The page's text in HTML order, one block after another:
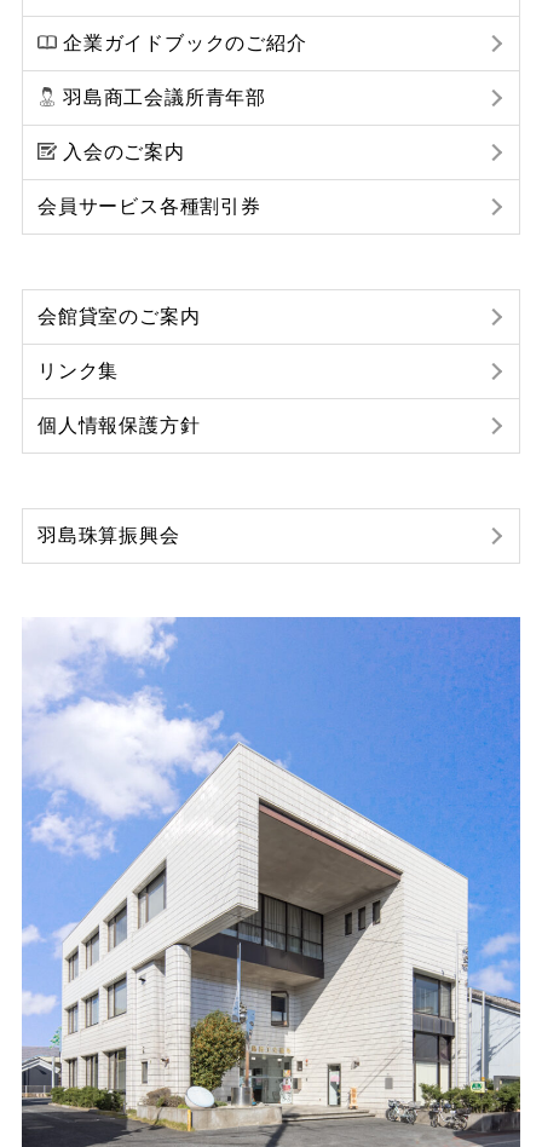
企業ガイドブックのご紹介
羽島商工会議所青年部
入会のご案内
会員サービス各種割引券
会館貸室のご案内
リンク集
個人情報保護方針
羽島珠算振興会